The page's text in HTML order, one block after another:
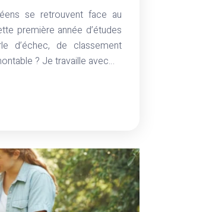
se retrouvent face au
première année d’études
d’échec, de classement
? Je travaille avec…